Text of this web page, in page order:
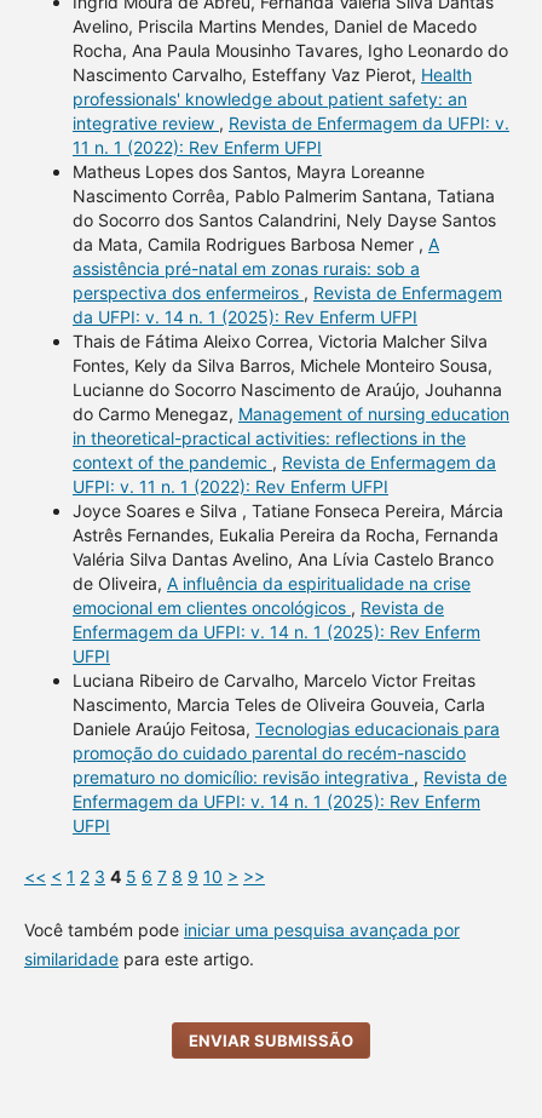
Avelino, Priscila Martins Mendes, Daniel de Macedo
Rocha, Ana Paula Mousinho Tavares, Igho Leonardo do
Nascimento Carvalho, Esteffany Vaz Pierot, Health
professionals' knowledge about patient safety: an
integrative review , Revista de Enfermagem da UFPI: v.
11 n. 1 (2022): Rev Enferm UFPI
Matheus Lopes dos Santos, Mayra Loreanne
Nascimento Corrêa, Pablo Palmerim Santana, Tatiana
do Socorro dos Santos Calandrini, Nely Dayse Santos
da Mata, Camila Rodrigues Barbosa Nemer , A
assistência pré-natal em zonas rurais: sob a
perspectiva dos enfermeiros , Revista de Enfermagem
da UFPI: v. 14 n. 1 (2025): Rev Enferm UFPI
Thais de Fátima Aleixo Correa, Victoria Malcher Silva
Fontes, Kely da Silva Barros, Michele Monteiro Sousa,
Lucianne do Socorro Nascimento de Araújo, Jouhanna
do Carmo Menegaz, Management of nursing education
in theoretical-practical activities: reflections in the
context of the pandemic , Revista de Enfermagem da
UFPI: v. 11 n. 1 (2022): Rev Enferm UFPI
Joyce Soares e Silva , Tatiane Fonseca Pereira, Márcia
Astrês Fernandes, Eukalia Pereira da Rocha, Fernanda
Valéria Silva Dantas Avelino, Ana Lívia Castelo Branco
de Oliveira, A influência da espiritualidade na crise
emocional em clientes oncológicos , Revista de
Enfermagem da UFPI: v. 14 n. 1 (2025): Rev Enferm
UFPI
Luciana Ribeiro de Carvalho, Marcelo Victor Freitas
Nascimento, Marcia Teles de Oliveira Gouveia, Carla
Daniele Araújo Feitosa, Tecnologias educacionais para
promoção do cuidado parental do recém-nascido
prematuro no domicílio: revisão integrativa , Revista de
Enfermagem da UFPI: v. 14 n. 1 (2025): Rev Enferm
UFPI
<< < 1 2 3 4 5 6 7 8 9 10 > >>
Você também pode iniciar uma pesquisa avançada por
similaridadepara este artigo.
ENVIAR SUBMISSÃO